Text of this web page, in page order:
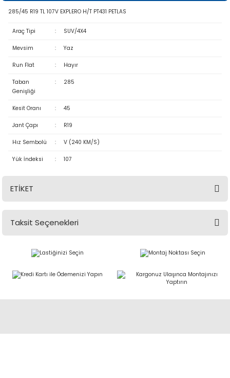
285/45 R19 TL 107V EXPLERO H/T PT431 PETLAS
Araç Tipi : SUV/4X4
Mevsim : Yaz
Run Flat : Hayır
Taban
Genişliği
: 285
Kesit Oranı : 45
Jant Çapı : R19
Hız Sembolü : V (240 KM/S)
Yük İndeksi : 107
ETİKET
Taksit Seçenekleri